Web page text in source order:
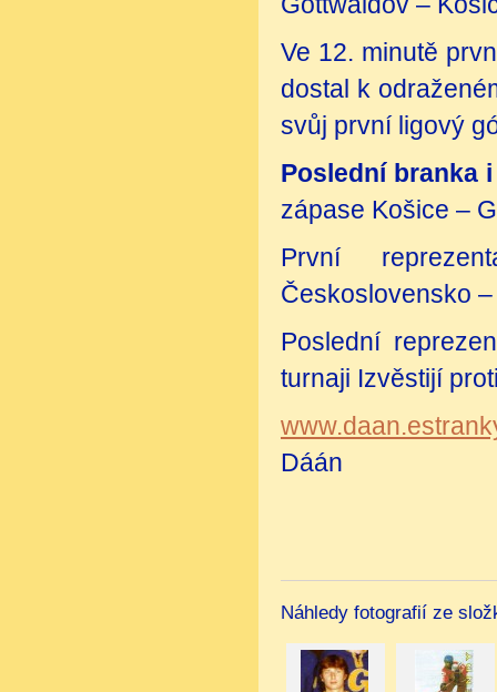
Ve 12. minutě
dostal k
svůj první ligový
Poslední branka
zápase Košice –
První
Československo
Poslední
turnaji Izvěstijí
Dáán
Náhledy fotografií ze